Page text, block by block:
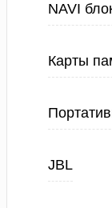
NAVI
Карты
JBL